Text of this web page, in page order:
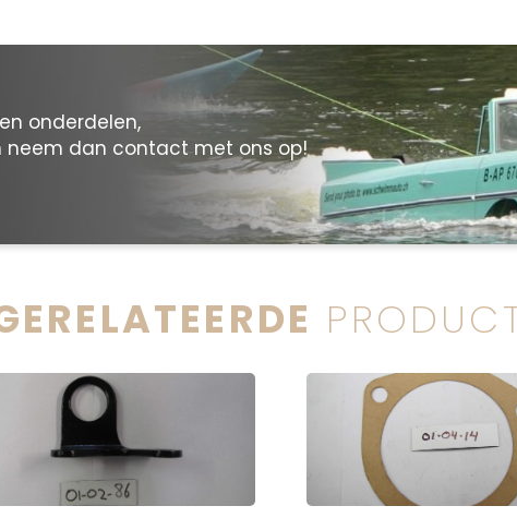
onderdelen,
dan contact met ons op!